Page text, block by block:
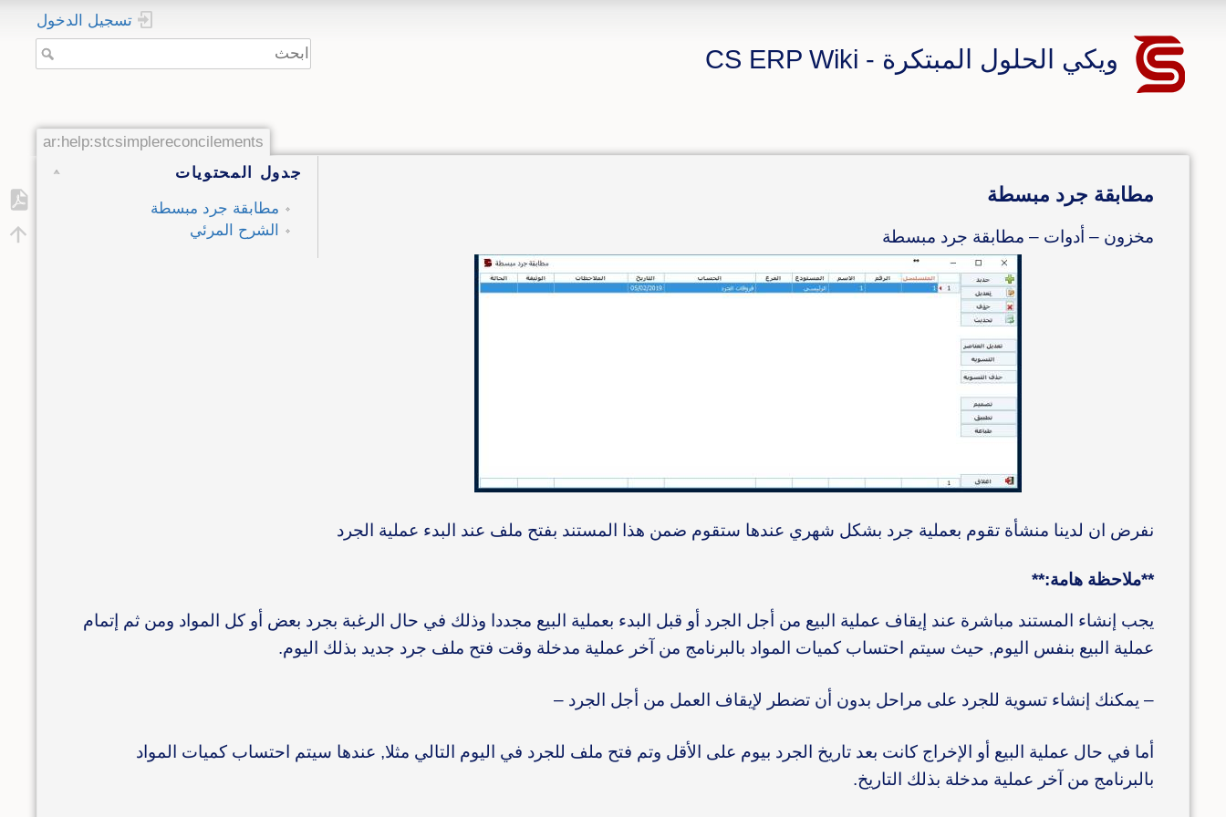
ويكي الحلول المبتكرة - CS ERP Wiki
تسجيل الدخول
ar:help:stcsimplereconcilements
جدول المحتويات
مطابقة جرد مبسطة
الشرح المرئي
مطابقة جرد مبسطة
مخزون – أدوات – مطابقة جرد مبسطة
نفرض ان لدينا منشأة تقوم بعملية جرد بشكل شهري عندها ستقوم ضمن هذا المستند بفتح ملف عند البدء عملية الجرد
**ملاحظة هامة:**
يجب إنشاء المستند مباشرة عند إيقاف عملية البيع من أجل الجرد أو قبل البدء بعملية البيع مجددا وذلك في حال الرغبة بجرد بعض أو كل المواد ومن ثم إتمام
عملية البيع بنفس اليوم, حيث سيتم احتساب كميات المواد بالبرنامج من آخر عملية مدخلة وقت فتح ملف جرد جديد بذلك اليوم.
– يمكنك إنشاء تسوية للجرد على مراحل بدون أن تضطر لإيقاف العمل من أجل الجرد –
أما في حال عملية البيع أو الإخراج كانت بعد تاريخ الجرد بيوم على الأقل وتم فتح ملف للجرد في اليوم التالي مثلا, عندها سيتم احتساب كميات المواد
بالبرنامج من آخر عملية مدخلة بذلك التاريخ.